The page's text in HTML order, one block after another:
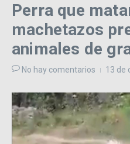
Perra que
machetazos
animales de
No hay comentarios 13 de